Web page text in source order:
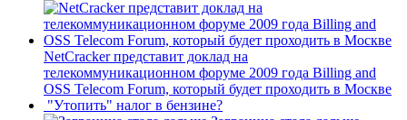
NetCracker представит доклад на
телекоммуникационном форуме 2009 года Billing and
OSS Telecom Forum, который будет проходить в Москве
"Утопить" налог в бензине?